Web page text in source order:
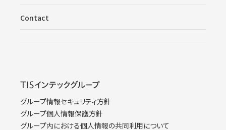
Contact
グループ情報セキュリティ方針
グループ個人情報保護方針
グループ内における個人情報の共同利用について